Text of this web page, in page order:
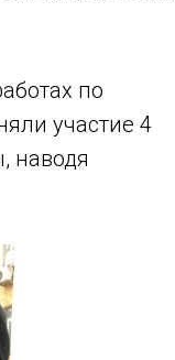
по
участие 4
наводя